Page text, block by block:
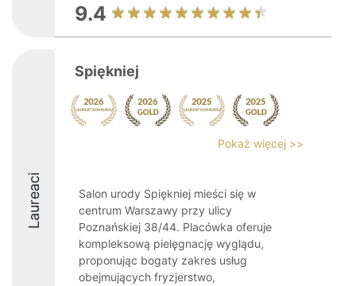
9.4
Laureaci
Spiękniej
Pokaż więcej >>
Salon urody Spiękniej mieści się w
centrum Warszawy przy ulicy
Poznańskiej 38/44. Placówka oferuje
kompleksową pielęgnację wyglądu,
proponując bogaty zakres usług
obejmujących fryzjerstwo,